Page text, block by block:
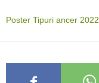
Poster Tipuri ancer 2022